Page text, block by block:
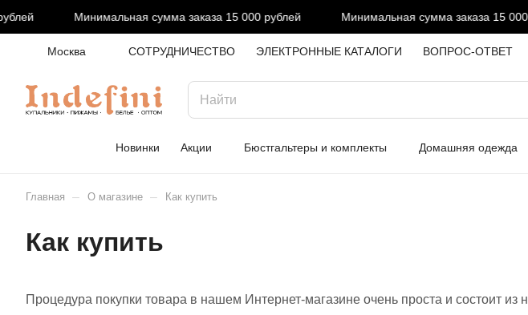
Минимальная сумма заказа 15 000 рублей Минимальная сумма заказа 15 000
Москва СОТРУДНИЧЕСТВО ЭЛЕКТРОННЫЕ КАТАЛОГИ ВОПРОС-ОТВЕТ
Новинки Акции Бюстгальтеры и комплекты Домашняя одежда
Главная – О магазине – Как купить
Как купить
Процедура покупки товара в нашем Интернет-магазине очень проста и состоит из